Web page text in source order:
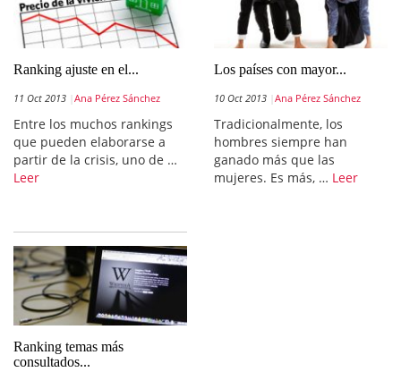
Ranking ajuste en el...
11 Oct 2013 Ana Pérez Sánchez
Entre los muchos rankings
que pueden elaborarse a
partir de la crisis, uno de …
Leer
Los países con mayor...
10 Oct 2013 Ana Pérez Sánchez
Tradicionalmente, los
hombres siempre han
ganado más que las
mujeres. Es más, … Leer
Ranking temas más
consultados...